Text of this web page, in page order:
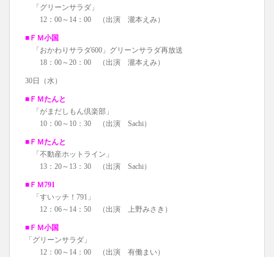
「グリーンサラダ」
12：00～14：00 （出演 瀧本えみ）
■ＦＭ小国
「おかわりサラダ600」グリーンサラダ再放送
18：00～20：00 （出演 瀧本えみ）
30日（水）
■ＦＭたんと
「がまだしもん倶楽部」
10：00～10：30 （出演 Sachi）
■ＦＭたんと
「不動産ホットライン」
13：20～13：30 （出演 Sachi）
■ＦＭ791
「すいッチ！791」
12：06～14：50 （出演 上野みさき）
■ＦＭ小国
「グリーンサラダ」
12：00～14：00 （出演 有働まい）